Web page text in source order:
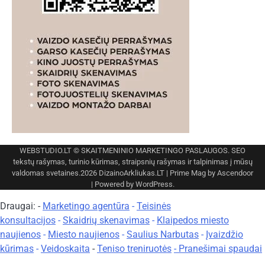
WEBSTUDIO.LT © SKAITMENINIO MARKETINGO PASLAUGOS. SEO
tekstų rašymas, turinio kūrimas, straipsnių rašymas ir talpinimas į mūsų
valdomas svetaines.2026 DizainoArkliukas.LT | Prime Mag by Ascendoor
| Powered by WordPress.
Draugai: - Marketingo agentūra - Teisinės
konsultacijos - Skaidrių skenavimas - Klaipedos miesto
naujienos - Miesto naujienos - Saulius Narbutas - Įvaizdžio
kūrimas - Veidoskaita - Teniso treniruotės - Pranešimai spaudai